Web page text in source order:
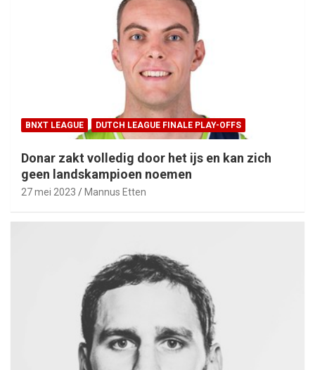
BNXT LEAGUE DUTCH LEAGUE FINALE PLAY-OFFS
Donar zakt volledig door het ijs en kan zich
geen landskampioen noemen
27 mei 2023 Mannus Etten